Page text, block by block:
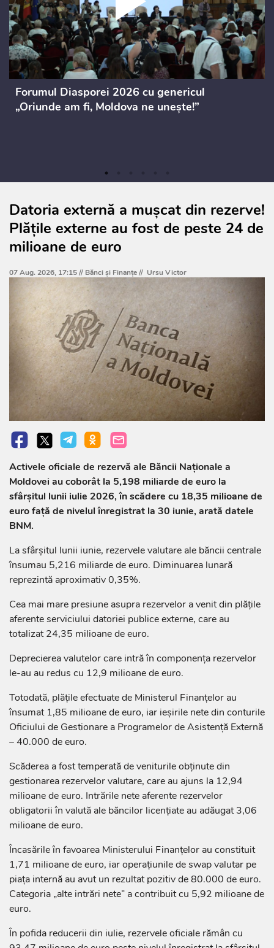
Forumul Diasporei 2026 cu genericul
„Oriunde am fi, Moldova ne unește!”
Datoria externă a mușcat din rezerve!
Plățile externe au fost de peste 24 de
milioane de euro
07 Aug. 2026, 17:15 // Bănci şi Finanţe// Ursu Victor
Activele oficiale de rezervă ale Băncii Naționale a
Moldovei au coborât la 5,198 miliarde de euro la
sfârșitul lunii iulie 2026, în scădere cu 18,35 milioane de
euro față de nivelul înregistrat la 30 iunie, arată datele
BNM.
La sfârșitul lunii iunie, rezervele valutare ale băncii centrale
însumau 5,216 miliarde de euro. Diminuarea lunară
reprezintă aproximativ 0,35%.
Cea mai mare presiune asupra rezervelor a venit din plățile
aferente serviciului datoriei publice externe, care au
totalizat 24,35 milioane de euro.
Deprecierea valutelor care intră în componența rezervelor
le-au au redus cu 12,9 milioane de euro.
Totodată, plățile efectuate de Ministerul Finanțelor au
însumat 1,85 milioane de euro, iar ieșirile nete din conturile
Oficiului de Gestionare a Programelor de Asistență Externă
– 40.000 de euro.
Scăderea a fost temperată de veniturile obținute din
gestionarea rezervelor valutare, care au ajuns la 12,94
milioane de euro. Intrările nete aferente rezervelor
obligatorii în valută ale băncilor licențiate au adăugat 3,06
milioane de euro.
Încasările în favoarea Ministerului Finanțelor au constituit
1,71 milioane de euro, iar operațiunile de swap valutar pe
piața internă au avut un rezultat pozitiv de 80.000 de euro.
Categoria „alte intrări nete” a contribuit cu 5,92 milioane de
euro.
În pofida reducerii din iulie, rezervele oficiale rămân cu